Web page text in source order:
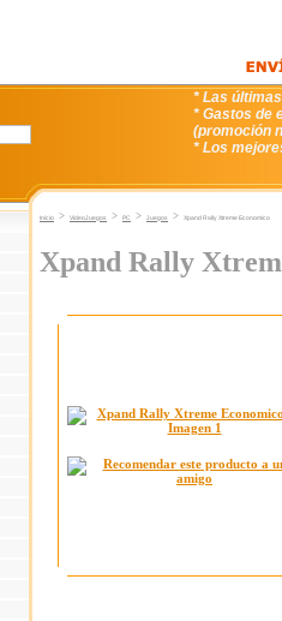
* Las
* Gastos de
(promoción
* Los
Inicio > VideoJuegos > PC > Juegos > Xpand Rally Xtreme Economico
Xpand Rally